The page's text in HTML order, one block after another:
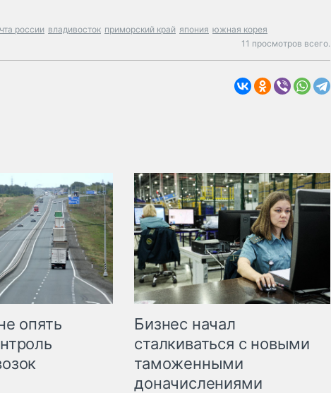
россии владивосток приморский край япония южная корея
11 просмотров всего.
опять
Бизнес начал
сталкиваться с новыми
таможенными
доначислениями